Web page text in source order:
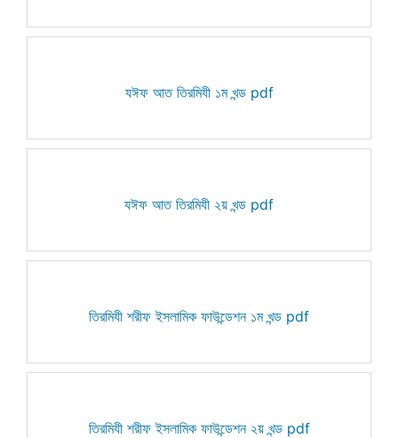
যঈফ আত তিরমিযী ১ম খন্ড pdf
যঈফ আত তিরমিযী ২য় খন্ড pdf
তিরমিযী শরীফ ইসলামিক ফাউন্ডেশন ১ম খন্ড pdf
তিরমিযী শরীফ ইসলামিক ফাউন্ডেশন ২য় খন্ড pdf